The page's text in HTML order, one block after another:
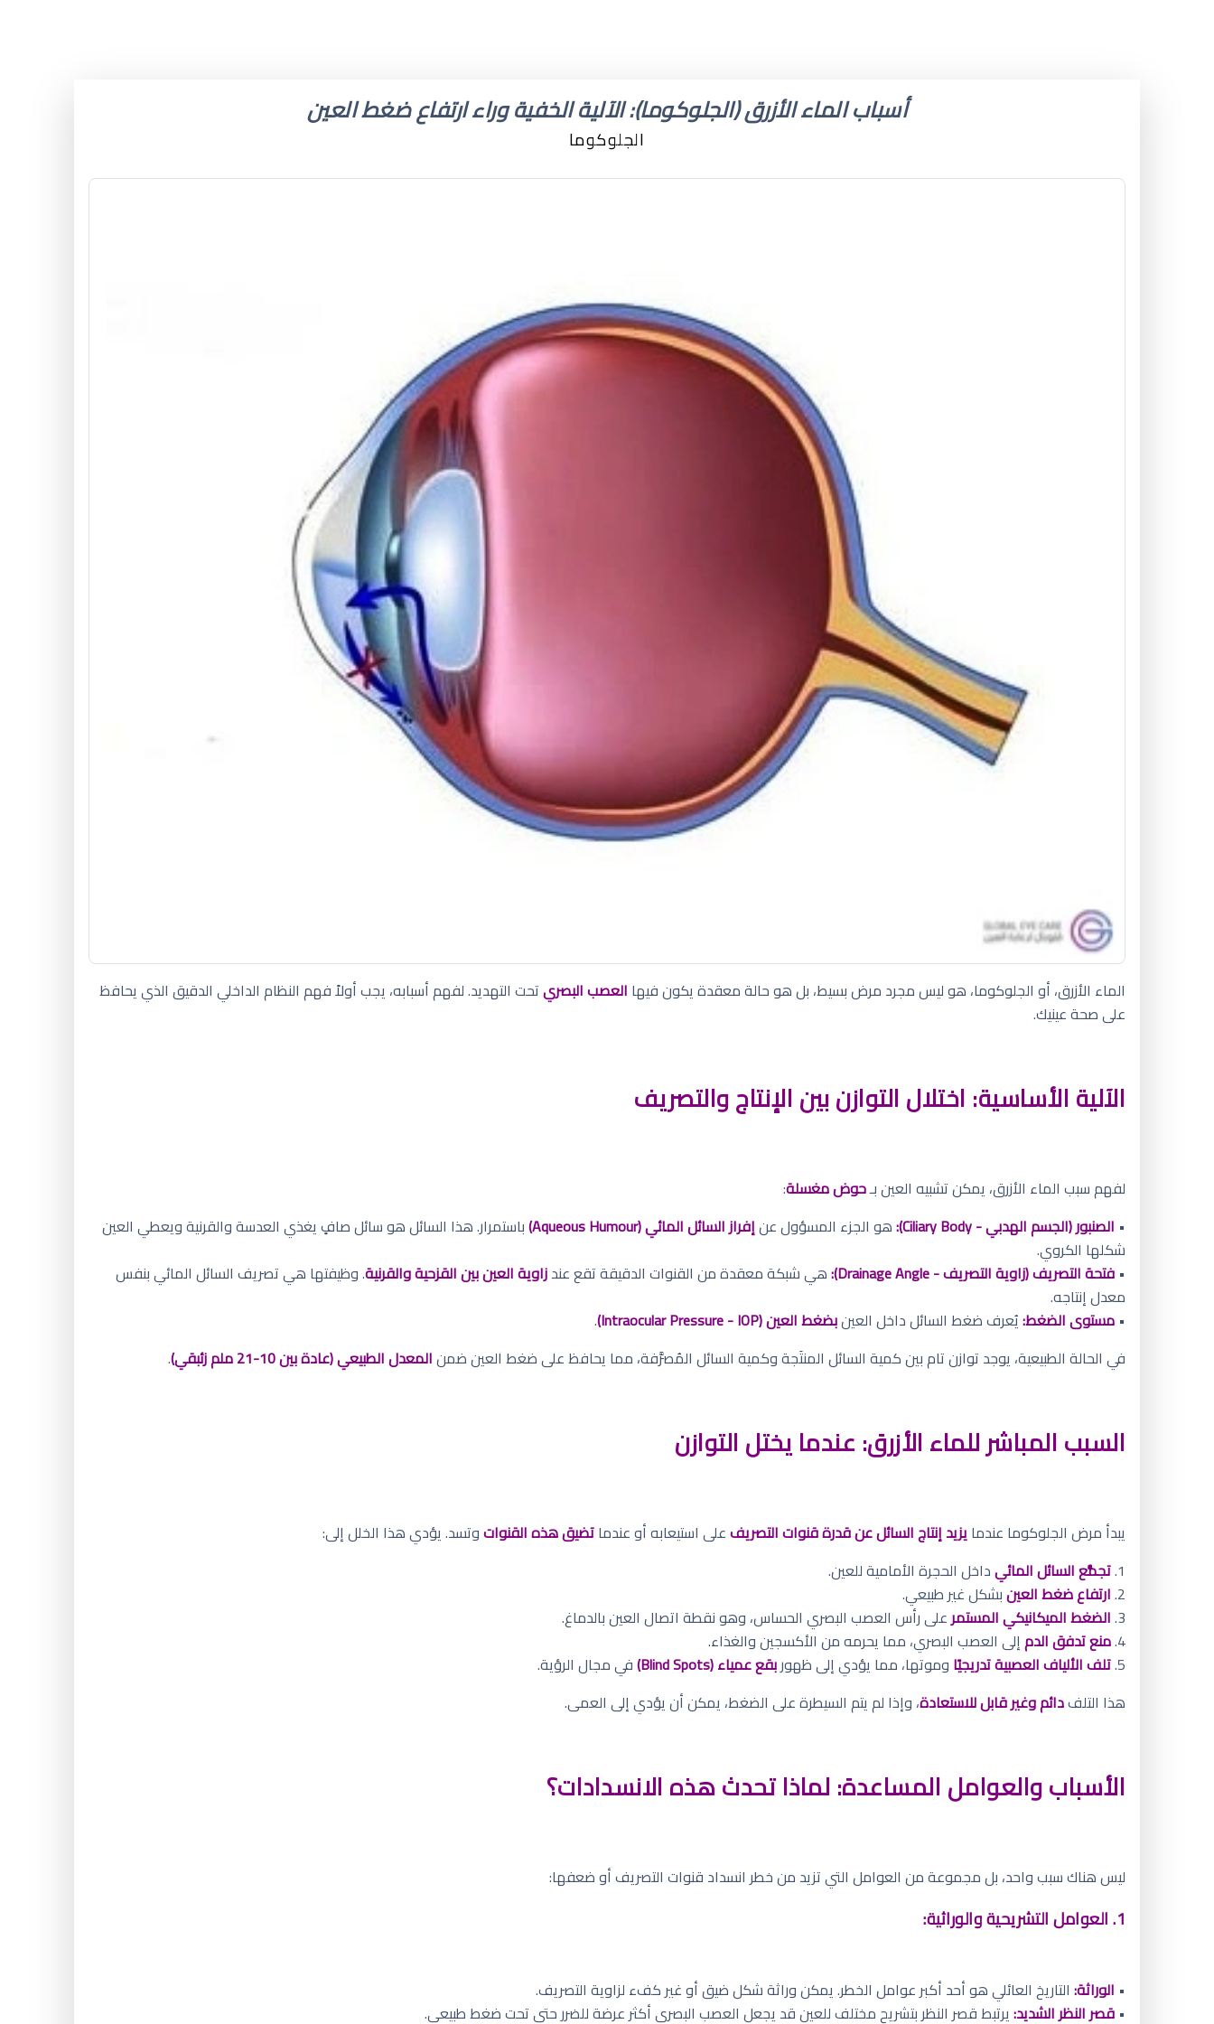
أسباب الماء الأزرق (الجلوكوما): الآلية الخفية وراء ارتفاع ضغط العين
الجلوكوما
الماء الأزرق، أو الجلوكوما، هو ليس مجرد مرض بسيط، بل هو حالة معقدة يكون فيها العصب البصريتحت التهديد. لفهم أسبابه، يجب أولاً فهم النظام الداخلي الدقيق الذي يحافظ
على صحة عينيك.
الآلية الأساسية: اختلال التوازن بين الإنتاج والتصريف
لفهم سبب الماء الأزرق، يمكن تشبيه العين بـحوض مغسلة:
• الصنبور (الجسم الهدبي - Ciliary Body): هو الجزء المسؤول عنإفراز السائل المائي (Aqueous Humour)
باستمرار. هذا السائل هو سائل صافٍ يغذي العدسة والقرنية ويعطي العين
شكلها الكروي.
• فتحة التصريف (زاوية التصريف - Drainage Angle): هي شبكة معقدة من القنوات الدقيقة تقع عندزاوية العين بين القزحية والقرنية. وظيفتها هي تصريف السائل المائي بنفس
معدل إنتاجه.
• مستوى الضغط:يُعرف ضغط السائل داخل العينبضغط العين (Intraocular Pressure - IOP)
.
في الحالة الطبيعية، يوجد توازن تام بين كمية السائل المنتَجة وكمية السائل المُصرَّفة، مما يحافظ على ضغط العين ضمنالمعدل الطبيعي (عادة بين 10-21 ملم زئبقي) .
السبب المباشر للماء الأزرق: عندما يختل التوازن
يبدأ مرض الجلوكوما عندمايزيد إنتاج السائل عن قدرة قنوات التصريفعلى استيعابه أو عندماتضيق هذه القنواتوتسد. يؤدي هذا الخلل إلى:
1. تجمُّع السائل المائيداخل الحجرة الأمامية للعين.
2. ارتفاع ضغط العينبشكل غير طبيعي.
3. الضغط الميكانيكي المستمرعلى رأس العصب البصري الحساس، وهو نقطة اتصال العين بالدماغ.
4. منع تدفق الدمإلى العصب البصري، مما يحرمه من الأكسجين والغذاء.
5. تلف الألياف العصبية تدريجيًا وموتها، مما يؤدي إلى ظهوربقع عمياء (Blind Spots)
في مجال الرؤية.
هذا التلفدائم وغير قابل للاستعادة، وإذا لم يتم السيطرة على الضغط، يمكن أن يؤدي إلى العمى.
الأسباب والعوامل المساعدة: لماذا تحدث هذه الانسدادات؟
ليس هناك سبب واحد، بل مجموعة من العوامل التي تزيد من خطر انسداد قنوات التصريف أو ضعفها:
1. العوامل التشريحية والوراثية:
• الوراثة: التاريخ العائلي هو أحد أكبر عوامل الخطر. يمكن وراثة شكل ضيق أو غير كفء لزاوية التصريف.
• قصر النظر الشديد: يرتبط قصر النظر بتشريح مختلف للعين قد يجعل العصب البصري أكثر عرضة للضرر حتى تحت ضغط طبيعي.